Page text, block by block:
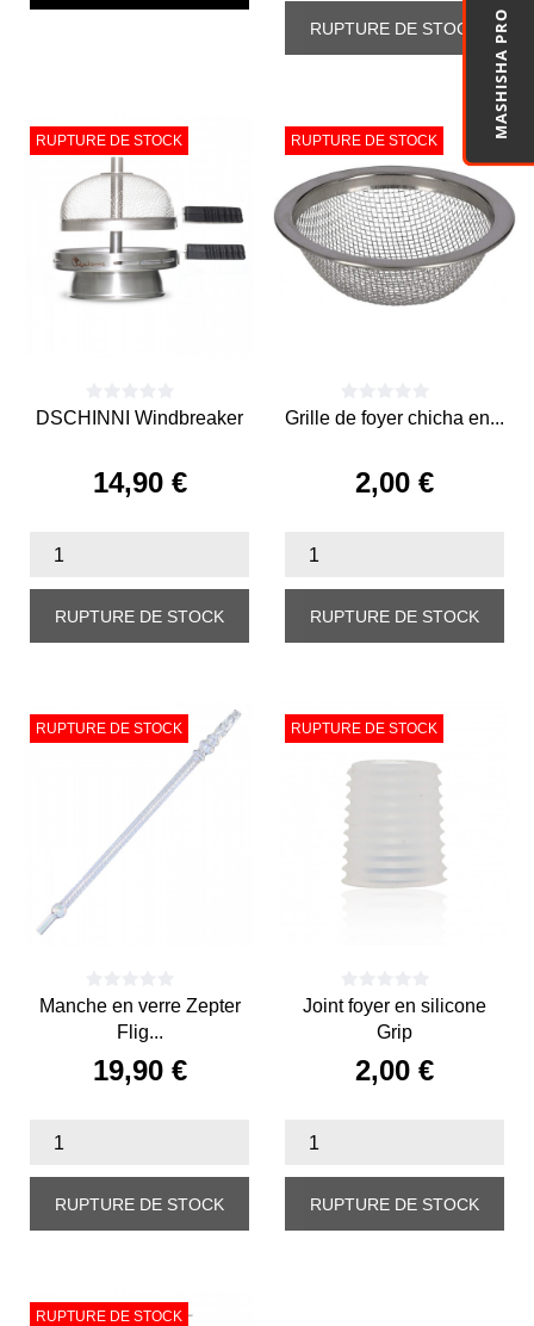
MASHISHA PRO
RUPTURE DE STOCK
DSCHINNI Windbreaker
14,90 €
RUPTURE DE STOCK
RUPTURE DE STOCK
Grille de foyer chicha en...
2,00 €
RUPTURE DE STOCK
RUPTURE DE STOCK
Manche en verre Zepter
Flig...
19,90 €
RUPTURE DE STOCK
RUPTURE DE STOCK
Joint foyer en silicone
Grip
2,00 €
RUPTURE DE STOCK
RUPTURE DE STOCK
RUPTURE DE STOCK